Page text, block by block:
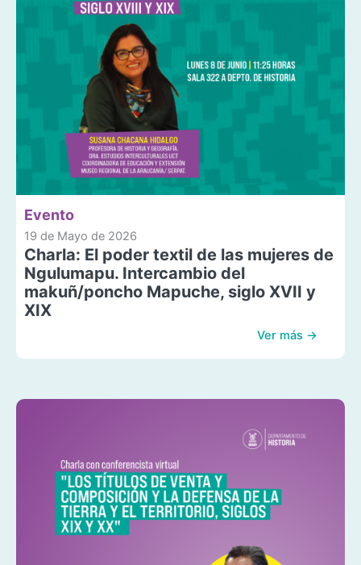
Evento
19 de Mayo de 2026
Charla: El poder textil de las mujeres de
Ngulumapu. Intercambio del
makuñ/poncho Mapuche, siglo XVII y
XIX
Ver más →